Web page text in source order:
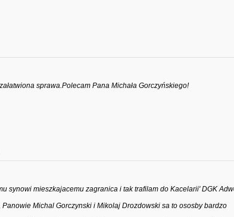
sprawa.Polecam Pana Michała Gorczyńskiego!
synowi mieszkajacemu zagranica i tak trafilam do Kacelarii' DGK
Michal Gorczynski i Mikolaj Drozdowski sa to ososby bardzo